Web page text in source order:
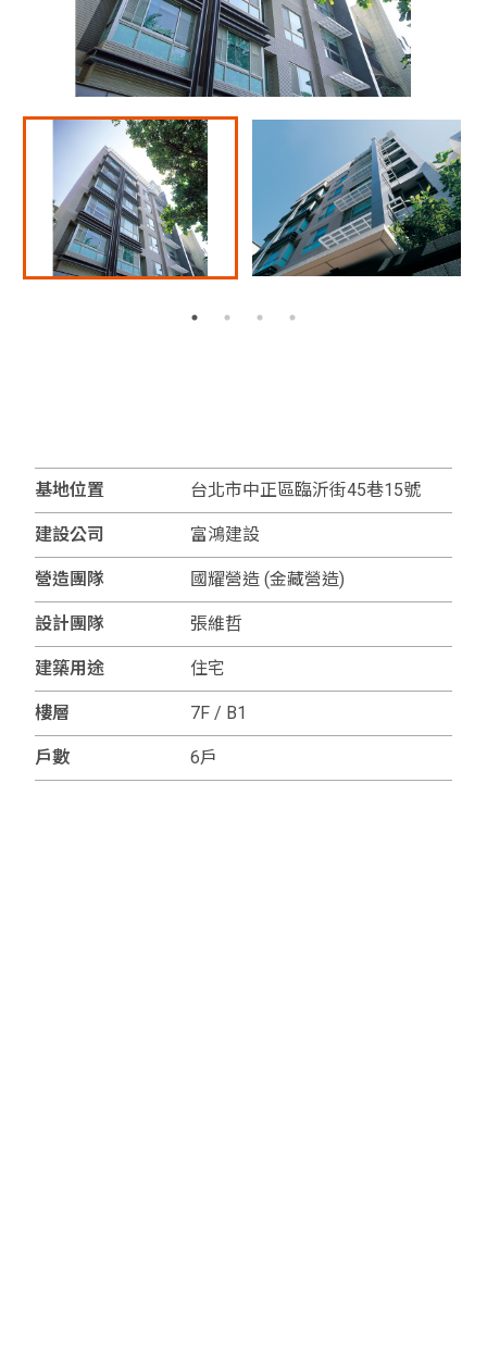
基地位置 台北市中正區臨沂街45巷15號
建設公司 富鴻建設
營造團隊 國耀營造 (金藏營造)
設計團隊 張維哲
建築用途 住宅
樓層 7F / B1
戶數 6戶